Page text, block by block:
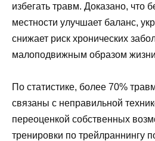
избегать травм. Доказано, что
местности улучшает баланс,
снижает риск хронических
малоподвижным образом
По статистике, более 70%
связаны с неправильной
переоценкой собственных
тренировки по трейлраннингу